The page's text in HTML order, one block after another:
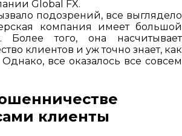
Global FX.
подозрений, все выглядело
компания имеет большой
того, она насчитывает
клиентов и уж точно знает, как
все оказалось все совсем
клиенты